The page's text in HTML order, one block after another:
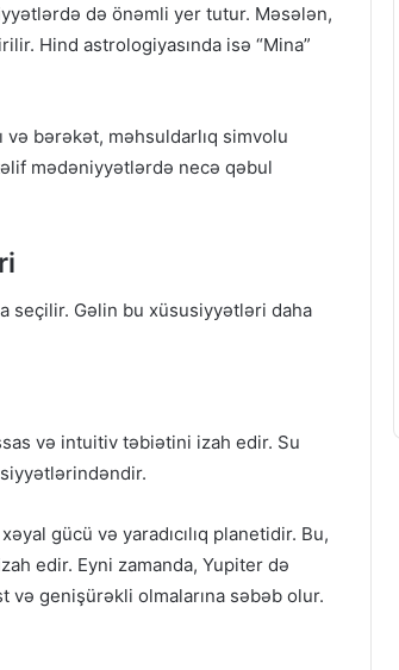
də önəmli yer tutur. Məsələn,
Hind astrologiyasında isə “Mina”
və bərəkət, məhsuldarlıq simvolu
mədəniyyətlərdə necə qəbul
seçilir. Gəlin bu xüsusiyyətləri daha
və intuitiv təbiətini izah edir. Su
gücü və yaradıcılıq planetidir. Bu,
edir. Eyni zamanda, Yupiter də
və genişürəkli olmalarına səbəb olur.